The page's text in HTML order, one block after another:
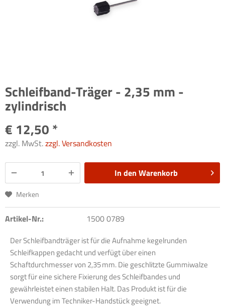
Schleifband-Träger - 2,35 mm -
zylindrisch
€ 12,50 *
zzgl. MwSt.zzgl. Versandkosten
In den Warenkorb
Merken
Artikel-Nr.: 1500 0789
Der Schleifbandträger ist für die Aufnahme kegelrunden
Schleifkappen gedacht und verfügt über einen
Schaftdurchmesser von 2,35 mm. Die geschlitzte Gummiwalze
sorgt für eine sichere Fixierung des Schleifbandes und
gewährleistet einen stabilen Halt. Das Produkt ist für die
Verwendung im Techniker-Handstück geeignet.